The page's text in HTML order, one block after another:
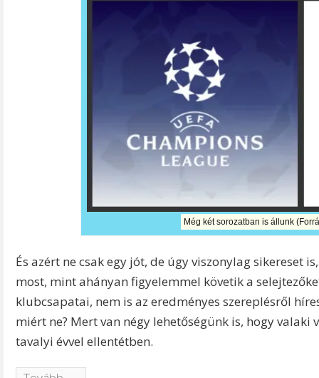
Még két sorozatban is állunk
És azért ne csak egy jót, de úgy viszonylag sikereset
most, mint ahányan figyelemmel követik a
klubcsapatai, nem is az eredményes szereplésről
miért ne? Mert van négy lehetőségünk is, hogy
tavalyi évvel ellentétben.